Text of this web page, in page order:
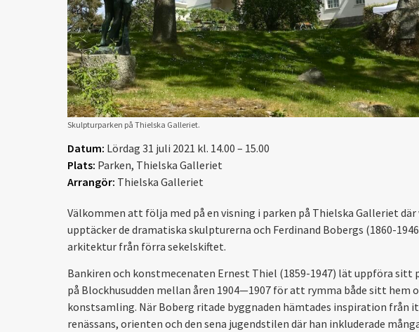
Skulpturparken på Thielska Galleriet.
Datum: Lördag 31 juli 2021 kl. 14.00 – 15.00
Plats: Parken, Thielska Galleriet
Arrangör: Thielska Galleriet
Välkommen att följa med på en visning i parken på Thielska Galleriet där
upptäcker de dramatiska skulpturerna och Ferdinand Bobergs (1860-
arkitektur från förra sekelskiftet.
Bankiren och konstmecenaten Ernest Thiel (1859-1947) lät uppföra sitt
på Blockhusudden mellan åren 1904—1907 för att rymma både sitt hem
konstsamling. När Boberg ritade byggnaden hämtades inspiration från
renässans, orienten och den sena jugendstilen där han inkluderade